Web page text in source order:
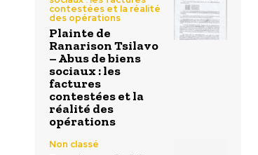
contestées et la réalité
des opérations
Plainte de
Ranarison Tsilavo
– Abus de biens
sociaux : les
factures
contestées et la
réalité des
opérations
Non classé